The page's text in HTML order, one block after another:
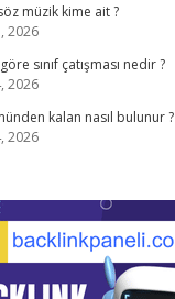
müzik kime ait ?
2026
sınıf çatışması nedir ?
2026
kalan nasıl bulunur ?
2026